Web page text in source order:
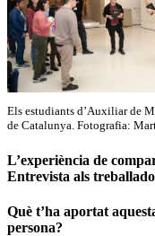
Els estudiants d’Auxiliar de
de Catalunya. Fotografia:
L’experiència de
Entrevista als
Què t’ha aportat
persona?